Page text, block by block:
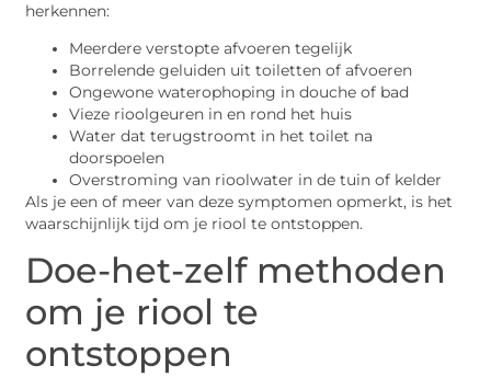
herkennen:
Meerdere verstopte afvoeren tegelijk
Borrelende geluiden uit toiletten of afvoeren
Ongewone waterophoping in douche of bad
Vieze rioolgeuren in en rond het huis
Water dat terugstroomt in het toilet na
doorspoelen
Overstroming van rioolwater in de tuin of kelder
Als je een of meer van deze symptomen opmerkt, is het
waarschijnlijk tijd om je riool te ontstoppen.
Doe-het-zelf methoden
om je riool te
ontstoppen